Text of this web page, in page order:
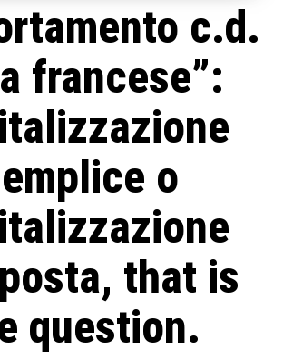
c.d.
francese”:
o
that is
question.